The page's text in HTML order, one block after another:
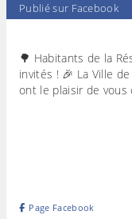
Publié sur Facebook
🌳 Habitants de la
invités ! 🎉 La Ville
ont le plaisir de vous
Page Facebook